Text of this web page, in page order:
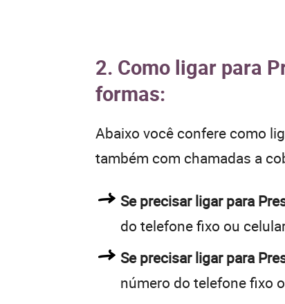
2. Como ligar para
formas:
Abaixo você confere como
também com chamadas a
Se precisar ligar para
do telefone fixo ou
Se precisar ligar para
número do telefone fixo